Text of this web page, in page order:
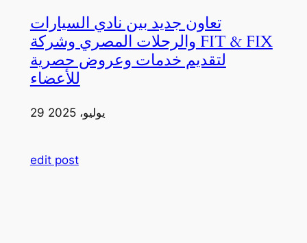
تعاون جديد بين نادي السيارات
والرحلات المصري وشركة FIT & FIX
لتقديم خدمات وعروض حصرية
للأعضاء
29 يوليو، 2025
edit post